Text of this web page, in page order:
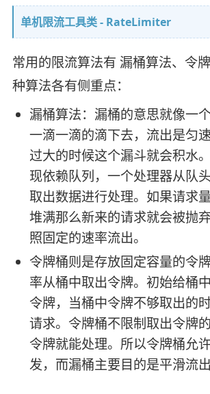
单机限流工具类 - RateLimiter
常用的限流算法有 漏桶算法、令
种算法各有侧重点：
漏桶算法：漏桶的意思就像一
一滴一滴的滴下去，流出是匀
过大的时候这个漏斗就会积水
现依赖队列，一个处理器从队
取出数据进行处理。如果请求
堆满那么新来的请求就会被抛
照固定的速率流出。
令牌桶则是存放固定容量的令
率从桶中取出令牌。初始给桶
令牌，当桶中令牌不够取出的
请求。令牌桶不限制取出令牌
令牌就能处理。所以令牌桶允
发，而漏桶主要目的是平滑流出